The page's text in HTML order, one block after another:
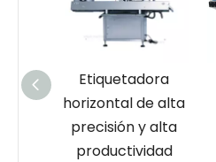
alta
Máquina
etiquetadora de
escritorio
inteligente para